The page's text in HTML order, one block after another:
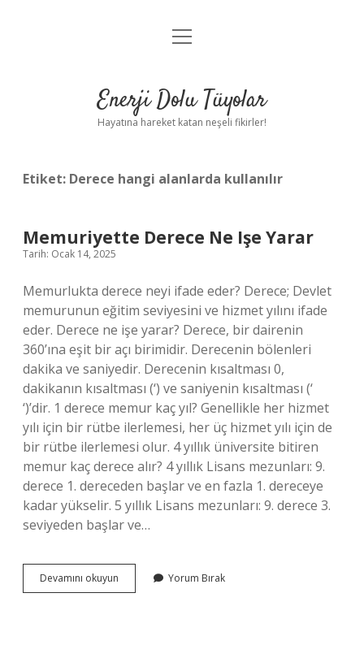
Anasayfa
Yasal Uyarı
menüyü
Enerji Dolu Tüyolar
Hayatına hareket katan neşeli fikirler!
Etiket: Derece hangi alanlarda kullanılır
Memuriyette Derece Ne Işe Yarar
Tarih: Ocak 14, 2025
Memurlukta derece neyi ifade eder? Derece; Devlet
memurunun eğitim seviyesini ve hizmet yılını ifade
eder. Derece ne işe yarar? Derece, bir dairenin
360’ına eşit bir açı birimidir. Derecenin bölenleri
dakika ve saniyedir. Derecenin kısaltması 0,
dakikanın kısaltması (‘) ve saniyenin kısaltması (‘
‘)’dir. 1 derece memur kaç yıl? Genellikle her hizmet
yılı için bir rütbe ilerlemesi, her üç hizmet yılı için de
bir rütbe ilerlemesi olur. 4 yıllık üniversite bitiren
memur kaç derece alır? 4 yıllık Lisans mezunları: 9.
derece 1. dereceden başlar ve en fazla 1. dereceye
kadar yükselir. 5 yıllık Lisans mezunları: 9. derece 3.
seviyeden başlar ve…
Devamını okuyun Memuriyette
Derece
Yorum Bırak